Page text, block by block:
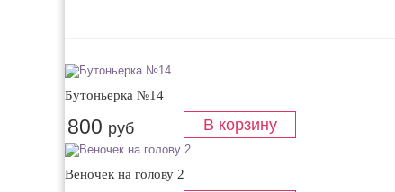
Бутоньерка №14
800 руб
Веночек на голову 2